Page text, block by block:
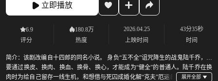
立即播放
6.9
评分
180.8万
热度
2026.04.25
上映时间
43分35秒
时间
简介：该剧改编自十四郎的同名小说。 身负“五不全”诅咒降生的战鬼陆千乔，需
要通过换皮、换肉、换血、换骨、换心，才能成为“健全”的普通人。陆千乔在换
肉时为给自己留存一线生机，和想借与死囚成婚化解“克夫”厄运的